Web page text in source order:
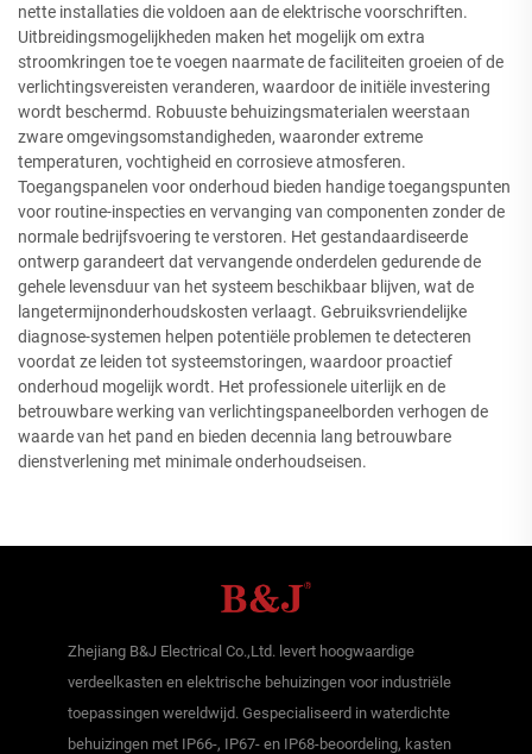
nette installaties die voldoen aan de elektrische voorschriften.
Uitbreidingsmogelijkheden maken het mogelijk om extra
stroomkringen toe te voegen naarmate de faciliteiten groeien of de
verlichtingsvereisten veranderen, waardoor de initiële investering
wordt beschermd. Robuuste behuizingsmaterialen weerstaan
zware omgevingsomstandigheden, waaronder extreme
temperaturen, vochtigheid en corrosieve atmosferen.
Toegangspanelen voor onderhoud bieden handige toegangspunten
voor routine-inspecties en vervanging van componenten zonder de
normale bedrijfsvoering te verstoren. Het gestandaardiseerde
ontwerp garandeert dat vervangende onderdelen gedurende de
gehele levensduur van het systeem beschikbaar blijven, wat de
langetermijnonderhoudskosten verlaagt. Gebruiksvriendelijke
diagnose-systemen helpen potentiële problemen te detecteren
voordat ze leiden tot systeemstoringen, waardoor proactief
onderhoud mogelijk wordt. Het professionele uiterlijk en de
betrouwbare werking van verlichtingspaneelborden verhogen de
waarde van het pand en bieden decennia lang betrouwbare
dienstverlening met minimale onderhoudseisen.
Zhejiang B&J Electrical Co.,Ltd. levert hoogwaardige
verdeelkasten en elektrische behuizingen voor industriële
toepassingen wereldwijd. Gespecialiseerd in waterdichte
behuizingen met IP66-, IP67- en IP68-beoordeling, kasten